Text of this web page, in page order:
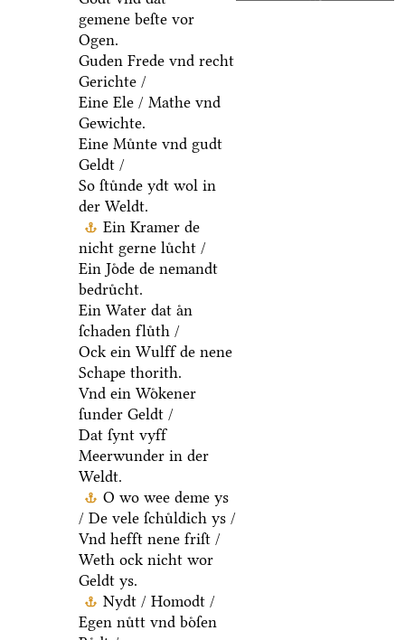
gemene beſte vor
Ogen.
Guden Frede vnd recht
Gerichte /
Eine Ele / Mathe vnd
Gewichte.
Eine Muͤnte vnd gudt
Geldt /
So ſtuͤnde ydt wol in
der Weldt.
Ein Kramer de
nicht gerne luͤcht /
Ein Joͤde de nemandt
bedruͤcht.
Ein Water dat aͤn
ſchaden fluͤth /
Ock ein Wulff de nene
Schape thorith.
Vnd ein Woͤkener
ſunder Geldt /
Dat ſynt vyff
Meerwunder in der
Weldt.
O wo wee deme ys
/ De vele ſchuͤldich ys /
Vnd hefft nene friſt /
Weth ock nicht wor
Geldt ys.
Nydt / Homodt /
Egen nuͤtt vnd boͤſen